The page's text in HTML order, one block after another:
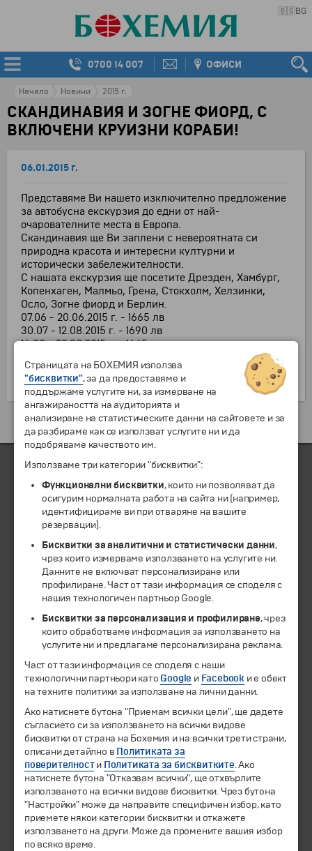
🇧🇬BG
0700 14 007 ОФИСИ
Начало Новини 2015 г.
СКАНДИНАВИЯ И ЗОГНЕ ФИОРД, С
ВКЛЮЧЕНИ КРУИЗНИ КОРАБИ!
06.01.2015 г.
Представяме Ви нашето изключително предложение
за автобусна екскурзия до едни от най-
очарователните места в Европа.
Скандинавия ще Ви заплени с невероятната си
природна красота и интересни културни и
исторически забележителности.
С нашата екскурзия ще посетите Дрезден, Хамбург,
Копенхаген, Малмьо, Грена, Стокхолм, Хелзинки,
Осло, Зогне фиорд и Берлин.
07.06 - 20.06.2015 г. - 1665 лв
30.07 - 12.08.2015 г. - 1690 лв
16.08 - 29.08.2015 г. - 1665 лв
Подробно описание на програмата
ЧЛЕН НА
© 1994-2026 Бохемия ООД.Всички права запазени.
Екскурзии и почивки
Направления
Календар
Всички програми от А до Я
Промоции
Горещи оферти
Потвърдени дати
Празници
Оферта на деня
Туристически обекти
Страницата на БОХЕМИЯ използва
"бисквитки", за да предоставяме и
поддържаме услугите ни, за измерване на
ангажираността на аудиторията и
анализиране на статистическите данни на сайтовете и за
да разбираме как се използват услугите ни и да
подобряваме качеството им.
Използваме три категории "бисквитки":
Функционални бисквитки, които ни позволяват да
осигурим нормалната работа на сайта ни (например,
идентифицираме ви при отваряне на вашите
резервации).
Бисквитки за аналитични и статистически данни,
чрез които измерваме използването на услугите ни.
Данните не включват персонализиране или
профилиране. Част от тази информация се споделя с
нашия технологичен партньор Google.
Бисквитки за персонализация и профилиране, чрез
които обработваме информация за използването на
услугите ни и предлагаме персонализирана реклама.
Част от тази информация се споделя с наши
технологични партньори като Google и Facebook и е обект
на техните политики за използване на лични данни.
Ако натиснете бутона "Приемам всички цели", ще дадете
съгласието си за използването на всички видове
бисквитки от страна на Бохемия и на всички трети страни,
описани детайлно в Политиката за
поверителности Политиката за бисквитките. Ако
натиснете бутона "Отказвам всички", ще отхвърлите
използването на всички видове бисквитки. Чрез бутона
"Настройки" може да направите специфичен избор, като
приемете някои категории бисквитки и откажете
използването на други. Може да промените вашия избор
по всяко време.